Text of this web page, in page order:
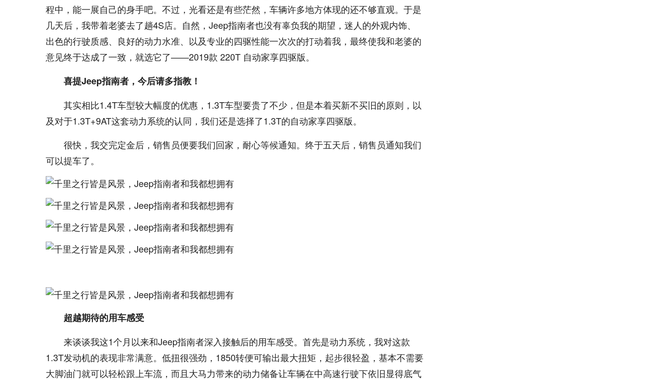
程中，能一展自己的身手吧。不过，光看还是有些茫然，车辆许多地方体现的还不够直观。于是
几天后，我带着老婆去了趟4S店。自然，Jeep指南者也没有辜负我的期望，迷人的外观内饰、
出色的行驶质感、良好的动力水准、以及专业的四驱性能一次次的打动着我，最终使我和老婆的
意见终于达成了一致，就选它了——2019款 220T 自动家享四驱版。
喜提Jeep指南者，今后请多指教！
其实相比1.4T车型较大幅度的优惠，1.3T车型要贵了不少，但是本着买新不买旧的原则，以
及对于1.3T+9AT这套动力系统的认同，我们还是选择了1.3T的自动家享四驱版。
很快，我交完定金后，销售员便要我们回家，耐心等候通知。终于五天后，销售员通知我们
可以提车了。
超越期待的用车感受
来谈谈我这1个月以来和Jeep指南者深入接触后的用车感受。首先是动力系统，我对这款
1.3T发动机的表现非常满意。低扭很强劲，1850转便可输出最大扭矩，起步很轻盈，基本不需要
大脚油门就可以轻松跟上车流，而且大马力带来的动力储备让车辆在中高速行驶下依旧显得底气